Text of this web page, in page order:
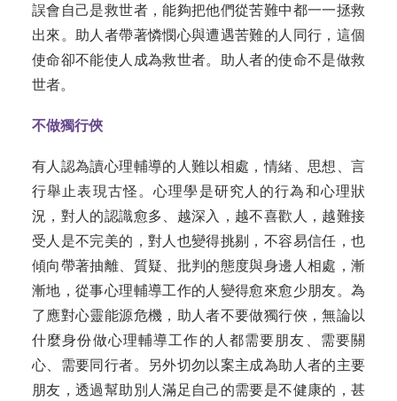
誤會自己是救世者，能夠把他們從苦難中都一一拯救
出來。助人者帶著憐憫心與遭遇苦難的人同行，這個
使命卻不能使人成為救世者。助人者的使命不是做救
世者。
不做獨行俠
有人認為讀心理輔導的人難以相處，情緒、思想、言
行舉止表現古怪。心理學是研究人的行為和心理狀
況，對人的認識愈多、越深入，越不喜歡人，越難接
受人是不完美的，對人也變得挑剔，不容易信任，也
傾向帶著抽離、質疑、批判的態度與身邊人相處，漸
漸地，從事心理輔導工作的人變得愈來愈少朋友。為
了應對心靈能源危機，助人者不要做獨行俠，無論以
什麼身份做心理輔導工作的人都需要朋友、需要關
心、需要同行者。另外切勿以案主成為助人者的主要
朋友，透過幫助別人滿足自己的需要是不健康的，甚